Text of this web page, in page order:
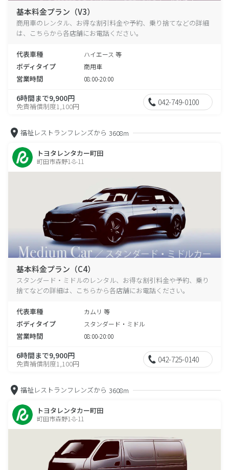
基本料金プラン（V3）
商用車のレンタル、お得な割引料金や予約、乗り捨てなどの詳細
は、こちらから各店舗にお電話ください。
代表車種 ハイエース 等
ボディタイプ 商用車
営業時間 08:00-20:00
6時間まで9,900円
免責補償制度1,100円 042-749-0100
福祉レストランフレンズから 3608m
トヨタレンタカー町田
町田市森野1-8-11
基本料金プラン（C4）
スタンダード・ミドルのレンタル、お得な割引料金や予約、乗り
捨てなどの詳細は、こちらから各店舗にお電話ください。
代表車種 カムリ 等
ボディタイプ スタンダード・ミドル
営業時間 08:00-20:00
6時間まで9,900円
免責補償制度1,100円 042-725-0140
福祉レストランフレンズから 3608m
トヨタレンタカー町田
町田市森野1-8-11